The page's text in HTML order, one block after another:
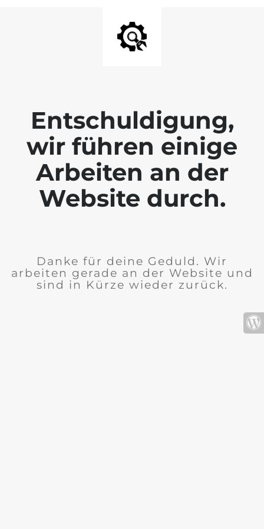
Entschuldigung,
wir führen einige
Arbeiten an der
Website durch.
Danke für deine Geduld. Wir
arbeiten gerade an der Website und
sind in Kürze wieder zurück.